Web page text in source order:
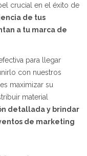
crucial en el éxito de
de tus
a tu marca de
para llegar
con nuestros
maximizar su
material
detallada y brindar
de marketing